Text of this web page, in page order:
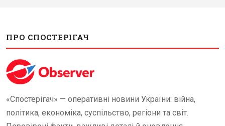
ПРО СПОСТЕРІГАЧ
«Спостерігач» — оперативні новини України: війна,
політика, економіка, суспільство, регіони та світ.